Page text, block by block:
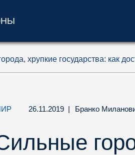
(ключ доступа '1')
доступа '2')
хрупкие государства: как
26.11.2019 | Бранко